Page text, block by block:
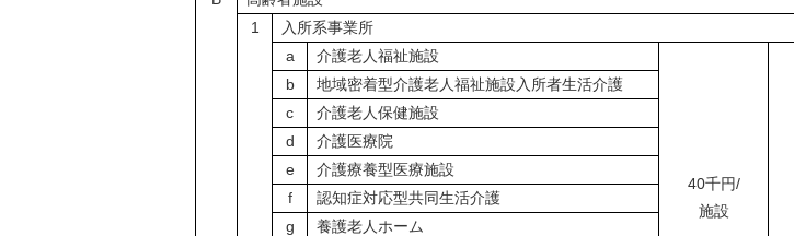
1
入所系事業所
a
介護老人福祉施設
40千円/
施設
b
地域密着型介護老人福祉施設入所者生活介護
c
介護老人保健施設
d
介護医療院
e
介護療養型医療施設
f
認知症対応型共同生活介護
g
養護老人ホーム